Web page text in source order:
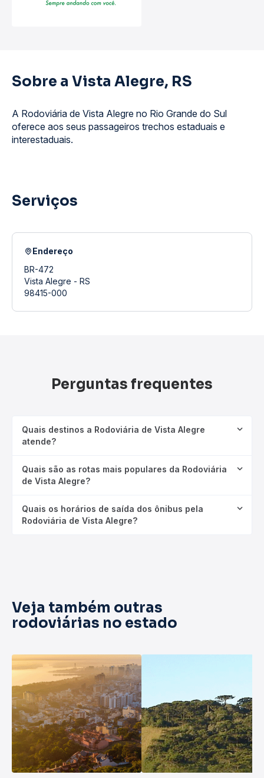
Sobre a Vista Alegre, RS
A Rodoviária de Vista Alegre no Rio Grande do Sul
oferece aos seus passageiros trechos estaduais e
interestaduais.
Serviços
Endereço
BR-472
Vista Alegre - RS
98415-000
Perguntas frequentes
Quais destinos a Rodoviária de Vista Alegre
atende?
Quais são as rotas mais populares da Rodoviária
de Vista Alegre?
Quais os horários de saída dos ônibus pela
Rodoviária de Vista Alegre?
Veja também outras
rodoviárias no estado